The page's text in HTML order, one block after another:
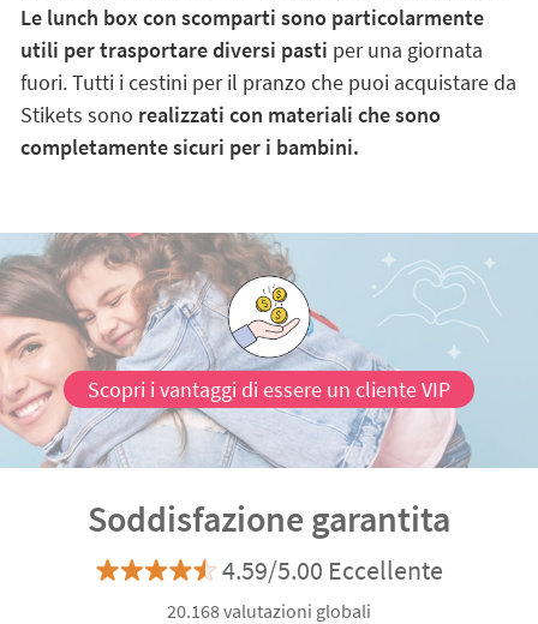
Le lunch box con scomparti sono particolarmente
utili per trasportare diversi pasti per una giornata
fuori. Tutti i cestini per il pranzo che puoi acquistare da
Stikets sono realizzati con materiali che sono
completamente sicuri per i bambini.
Scopri i vantaggi di essere un cliente VIP
Soddisfazione garantita
4.59/5.00 Eccellente
20.168 valutazioni globali